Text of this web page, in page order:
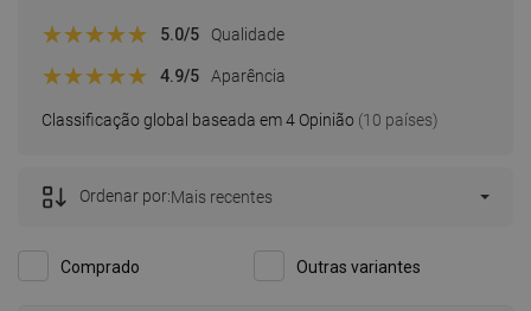
Classificação global baseada em 4 Opinião (10 países)
5.0/5 Qualidade
4.9/5 Aparência
Comprado Outras variantes
Ordenar por:Mais recentes